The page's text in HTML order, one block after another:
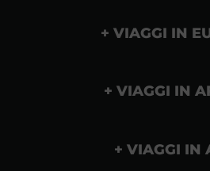
VIAGGI IN
VIAGGI IN
VIAGGI IN